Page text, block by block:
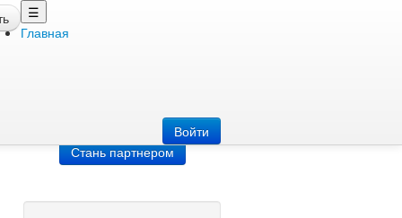
☰
Главная
Войти
Стань партнером